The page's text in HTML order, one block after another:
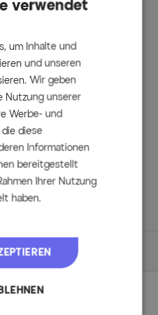
des Dachs. Ein
sorgt dafür, dass die Pergola
Anthrazit und klaren Linien
in jeden Außenbereich ein
Garten oder auf Ihrer
ca. 3 x 3 m, aus
Polyesterdach in
verwendet
um Inhalte und
und unseren
Wir geben
Nutzung unserer
Werbe- und
diese
Informationen
bereitgestellt
Ihrer Nutzung
haben.